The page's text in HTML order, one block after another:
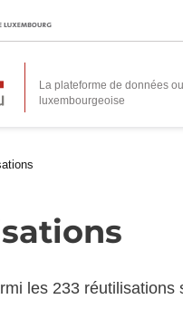
La plateforme de données
les 233 réutilisations